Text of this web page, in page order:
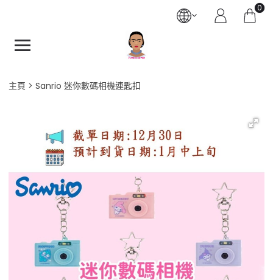
0
主頁 Sanrio 迷你數碼相機連匙扣